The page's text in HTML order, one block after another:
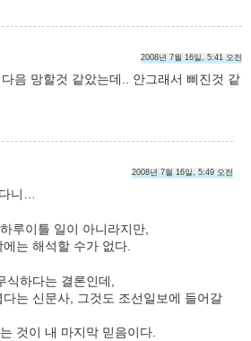
2008년 7월 16일, 5:41 오전
음 망할것 같았는데.. 안그래서 삐진것 같
2008년 7월 16일, 5:49 오전
니…
루이틀 일이 아니라지만,
는 해석할 수가 없다.
식하다는 결론인데,
는 신문사, 그것도 조선일보에 들어갈
것이 내 마지막 믿음이다.